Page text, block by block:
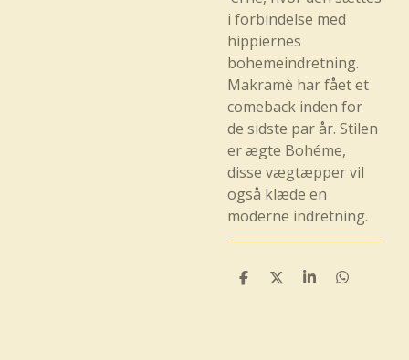
i forbindelse med
hippiernes
bohemeindretning.
Makramè har fået et
comeback inden for
de sidste par år. Stilen
er ægte Bohéme,
disse vægtæpper vil
også klæde en
moderne indretning.
D
D
D
D